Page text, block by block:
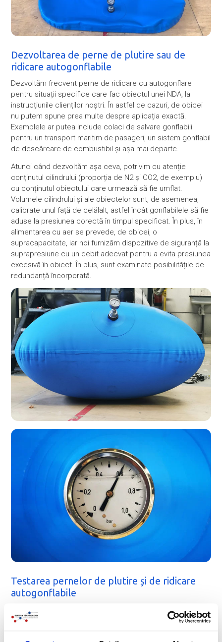
Dezvoltarea de perne de plutire sau de
ridicare autogonflabile
Dezvoltăm frecvent perne de ridicare cu autogonflare
pentru situații specifice care fac obiectul unei NDA, la
instrucțiunile clienților noștri. În astfel de cazuri, de obicei
nu putem spune prea multe despre aplicația exactă.
Exemplele ar putea include colaci de salvare gonflabili
pentru un transport maritim de pasageri, un sistem gonflabil
de descărcare de combustibil și așa mai departe.
Atunci când dezvoltăm așa ceva, potrivim cu atenție
conținutul cilindrului (proporția de N2 și CO2, de exemplu)
cu conținutul obiectului care urmează să fie umflat.
Volumele cilindrului și ale obiectelor sunt, de asemenea,
calibrate unul față de celălalt, astfel încât gonflabilele să fie
aduse la presiunea corectă în timpul specificat. În plus, în
alimentarea cu aer se prevede, de obicei, o
supracapacitate, iar noi furnizăm dispozitive de siguranță la
suprapresiune cu un debit adecvat pentru a evita presiunea
excesivă în obiect. În plus, sunt examinate posibilitățile de
redundanță încorporată.
Testarea pernelor de plutire și de ridicare
autogonflabile
Fotografiile și înregistrarea video de pe această pagină
prezintă un test care implică umflarea automată a unui
dispozitiv de plutire gonflabil care este conectat la o